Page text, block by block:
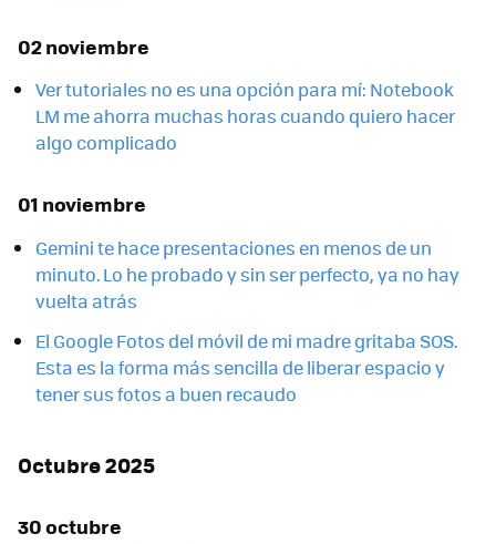
02 noviembre
Ver tutoriales no es una opción para mí: Notebook
LM me ahorra muchas horas cuando quiero hacer
algo complicado
01 noviembre
Gemini te hace presentaciones en menos de un
minuto. Lo he probado y sin ser perfecto, ya no hay
vuelta atrás
El Google Fotos del móvil de mi madre gritaba SOS.
Esta es la forma más sencilla de liberar espacio y
tener sus fotos a buen recaudo
Octubre 2025
30 octubre